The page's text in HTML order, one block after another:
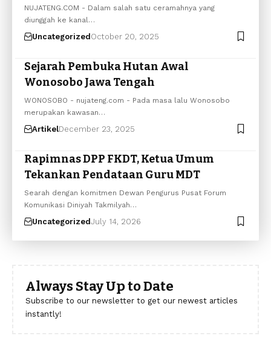
NUJATENG.COM - Dalam salah satu ceramahnya yang
diunggah ke kanal…
Uncategorized October 20, 2025
Sejarah Pembuka Hutan Awal
Wonosobo Jawa Tengah
WONOSOBO - nujateng.com - Pada masa lalu Wonosobo
merupakan kawasan…
ArtikelDecember 23, 2025
Rapimnas DPP FKDT, Ketua Umum
Tekankan Pendataan Guru MDT
Searah dengan komitmen Dewan Pengurus Pusat Forum
Komunikasi Diniyah Takmilyah…
Uncategorized July 14, 2026
Always Stay Up to Date
Subscribe to our newsletter to get our newest articles
instantly!